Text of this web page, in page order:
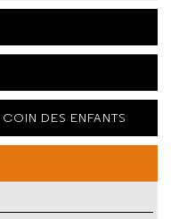
DES ENFANTS